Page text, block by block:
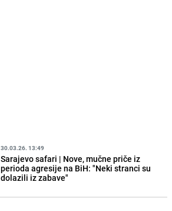
30.03.26. 13:49
Sarajevo safari | Nove, mučne priče iz
perioda agresije na BiH: "Neki stranci su
dolazili iz zabave"